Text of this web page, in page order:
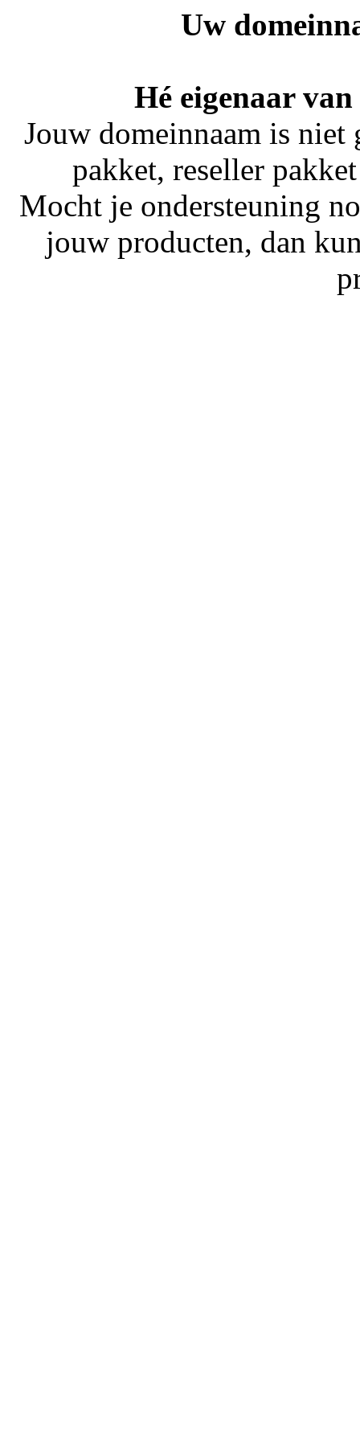
Uw
Hé eigenaar
Jouw domeinnaam is
pakket, reseller
Mocht je ondersteuning
jouw producten, dan